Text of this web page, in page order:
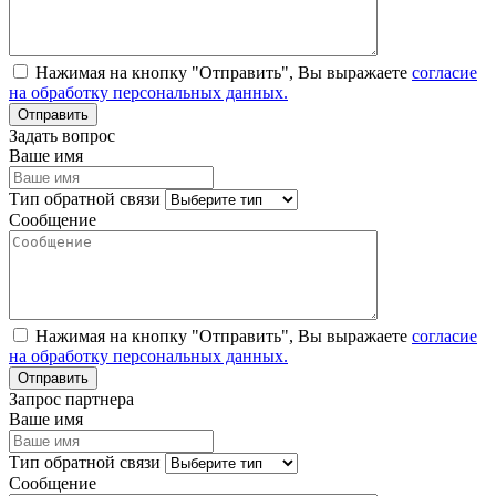
Нажимая на кнопку "Отправить", Вы выражаете согласие
на обработку персональных данных.
Задать вопрос
Ваше имя
Тип обратной связи
Сообщение
Нажимая на кнопку "Отправить", Вы выражаете согласие
на обработку персональных данных.
Запрос партнера
Ваше имя
Тип обратной связи
Сообщение